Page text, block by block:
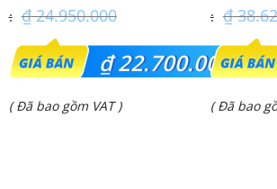
₫24.950.000
Giá
gốc
là:
₫22.700.000
Giá
( Đã bao gồm VAT )
₫
Giá
gốc
là:
Giá
( Đã bao